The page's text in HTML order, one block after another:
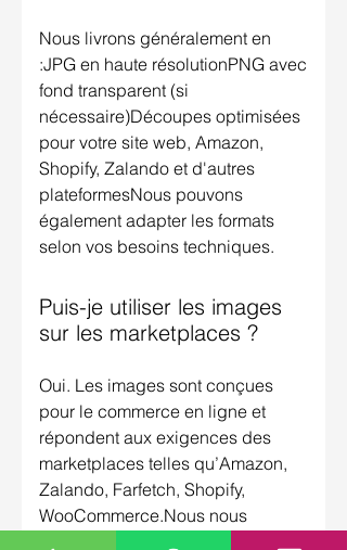
Nous livrons généralement en
:JPG en haute résolutionPNG avec
fond transparent (si
nécessaire)Découpes optimisées
pour votre site web, Amazon,
Shopify, Zalando et d'autres
plateformesNous pouvons
également adapter les formats
selon vos besoins techniques.
Puis-je utiliser les images
sur les marketplaces ?
Oui. Les images sont conçues
pour le commerce en ligne et
répondent aux exigences des
marketplaces telles qu’Amazon,
Zalando, Farfetch, Shopify,
WooCommerce.Nous nous